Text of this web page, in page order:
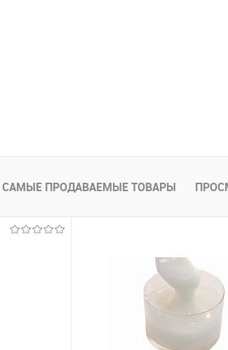
САМЫЕ ПРОДАВАЕМЫЕ ТОВАРЫ